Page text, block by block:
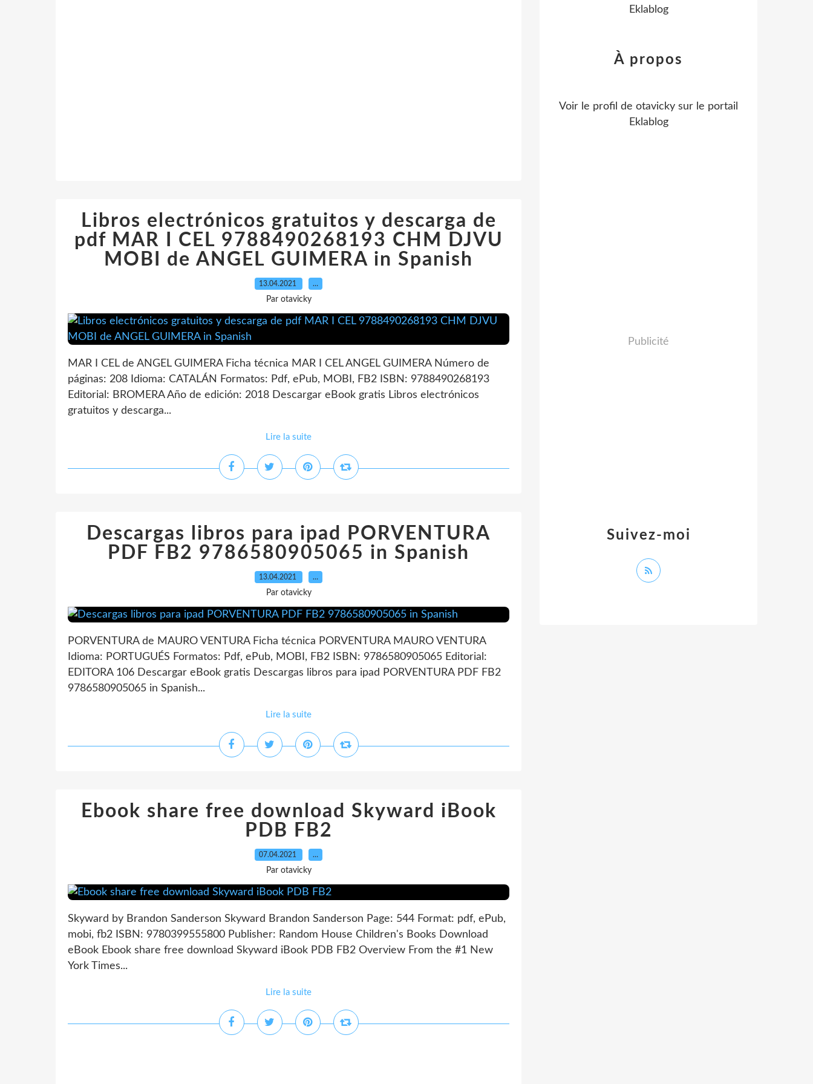
Libros electrónicos gratuitos y descarga de
pdf MAR I CEL 9788490268193 CHM DJVU
MOBI de ANGEL GUIMERA in Spanish
13.04.2021 …
Par otavicky
MAR I CEL de ANGEL GUIMERA Ficha técnica MAR I CEL ANGEL GUIMERA Número de
páginas: 208 Idioma: CATALÁN Formatos: Pdf, ePub, MOBI, FB2 ISBN: 9788490268193
Editorial: BROMERA Año de edición: 2018 Descargar eBook gratis Libros electrónicos
gratuitos y descarga...
Lire la suite
Descargas libros para ipad PORVENTURA
PDF FB2 9786580905065 in Spanish
13.04.2021 …
Par otavicky
PORVENTURA de MAURO VENTURA Ficha técnica PORVENTURA MAURO VENTURA
Idioma: PORTUGUÉS Formatos: Pdf, ePub, MOBI, FB2 ISBN: 9786580905065 Editorial:
EDITORA 106 Descargar eBook gratis Descargas libros para ipad PORVENTURA PDF FB2
9786580905065 in Spanish...
Lire la suite
Ebook share free download Skyward iBook
PDB FB2
07.04.2021 …
Par otavicky
Skyward by Brandon Sanderson Skyward Brandon Sanderson Page: 544 Format: pdf, ePub,
mobi, fb2 ISBN: 9780399555800 Publisher: Random House Children's Books Download
eBook Ebook share free download Skyward iBook PDB FB2 Overview From the #1 New
York Times...
Lire la suite
Eklablog
Suivez-moi
À propos
Voir le profil de otavicky sur le portail
Eklablog
Publicité